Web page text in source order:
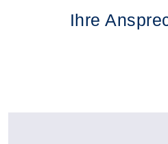
Ihre